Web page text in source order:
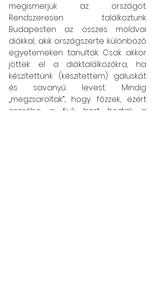
megismerjük az országot.
Rendszeresen találkoztunk
Budapesten az összes moldvai
diákkal, akik országszerte különböző
egyetemeken tanultak. Csak akkor
jöttek el a diáktalálkozókra, ha
készítettünk (készítettem) galuskát
és savanyú levest. Mindig
„megzsaroltak”, hogy főzzek, ezért
cserébe a fiuk bort hoztak a